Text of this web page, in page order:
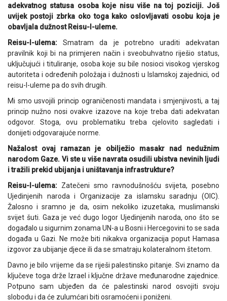
adekvatnog statusa osoba koje nisu više na toj poziciji. Još
uvijek postoji zbrka oko toga kako oslovljavati osobu koja je
obavljala dužnost Reisu-l-uleme.
Reisu-l-ulema:Smatram da je potrebno uraditi adekvatan
pravilnik koji bi na primjeren način i sveobuhvatno riješio status,
uključujući i tituliranje, osoba koje su bile nosioci visokog vjerskog
autoriteta i određenih položaja i dužnosti u Islamskoj zajednici, od
reisu-l-uleme pa do svih drugih.
Mi smo usvojili princip ograničenosti mandata i smjenjivosti, a taj
princip nužno nosi ovakve izazove na koje treba dati adekvatan
odgovor. Stoga, ovu problematiku treba cjelovito sagledati i
donijeti odgovarajuće norme.
Nažalost ovaj ramazan je obilježio masakr nad nedužnim
narodom Gaze. Vi ste u više navrata osudili ubistva nevinih ljudi
i tražili prekid ubijanja i uništavanja infrastrukture?
Reisu-l-ulema: Zatečeni smo ravnodušnošću svijeta, posebno
Ujedinjenih naroda i Organizacije za islamsku saradnju (OIC).
Žalosno i sramno je da, osim nekoliko izuzetaka, muslimanski
svijet šuti. Gaza je već dugo logor Ujedinjenih naroda, ono što se
događalo u sigurnim zonama UN-a u Bosni i Hercegovini to se sada
događa u Gazi. Ne može biti nikakva organizacija poput Hamasa
izgovor za ubijanje djece ili da se smatraju kolateralnom štetom.
Davno je bilo vrijeme da se riješi palestinsko pitanje. Svi znamo da
ključeve toga drže Izrael i ključne države međunarodne zajednice.
Potpuno sam ubjeđen da će palestinski narod osvojiti svoju
slobodu i da će zulumćari biti osramoćeni i poniženi.